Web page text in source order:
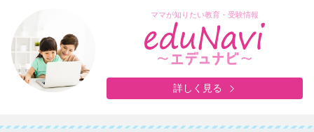
ママが知りたい教育・受験情報
詳しく見る